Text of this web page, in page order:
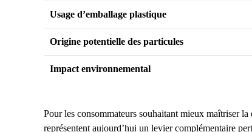
Usage d’emballage plastique
Origine potentielle des particules
Impact environnemental
Pour les consommateurs souhaitant mieux maîtriser
représentent aujourd’hui un levier complémentaire